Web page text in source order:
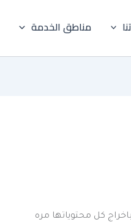
مناطق الخدمة
كل محتوياتها مره